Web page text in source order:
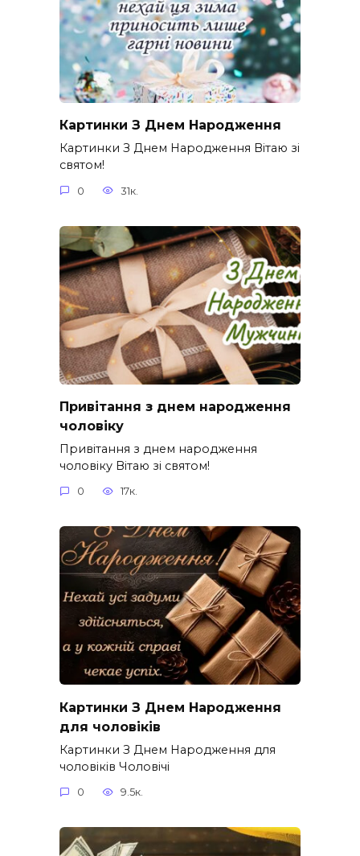
Картинки З Днем Народження
Картинки З Днем Народження Вітаю зі
святом!
0 31к.
Привітання з днем народження
чоловіку
Привітання з днем народження
чоловіку Вітаю зі святом!
0 17к.
Картинки З Днем Народження
для чоловіків​
Картинки З Днем Народження для
чоловіків​ Чоловічі
0 9.5к.